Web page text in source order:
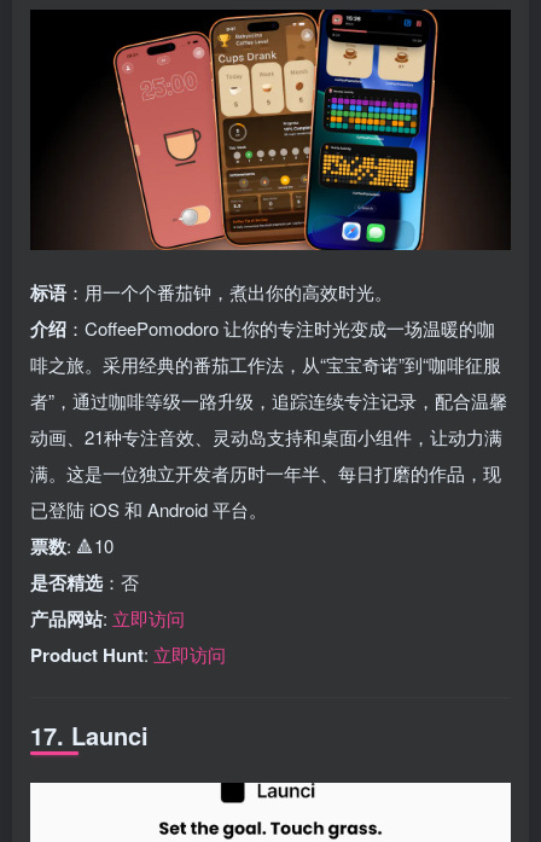
标语 ：用一个个番茄钟，煮出你的高效时光。
介绍 ：CoffeePomodoro 让你的专注时光变成一场温暖的咖
啡之旅。采用经典的番茄工作法，从“宝宝奇诺”到“咖啡征服
者”，通过咖啡等级一路升级，追踪连续专注记录，配合温馨
动画、21种专注音效、灵动岛支持和桌面小组件，让动力满
满。这是一位独立开发者历时一年半、每日打磨的作品，现
已登陆 iOS 和 Android 平台。
票数: 🔺10
是否精选 ：否
产品网站: 立即访问
Product Hunt: 立即访问
17. Launci